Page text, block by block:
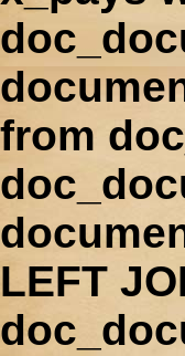
from
LEFT